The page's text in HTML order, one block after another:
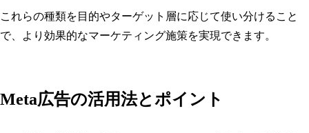
これらの種類を目的やターゲット層に応じて使い分けること
で、より効果的なマーケティング施策を実現できます。
Meta広告の活用法とポイント